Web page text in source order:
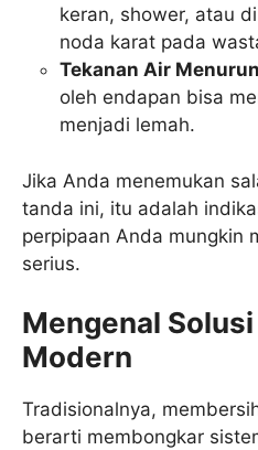
keran, shower, atau
noda karat pada
Tekanan Air
oleh endapan bisa
menjadi lemah.
Jika Anda menemukan
tanda ini, itu adalah
perpipaan Anda mungkin
serius.
Mengenal
Modern
Tradisionalnya,
berarti membongkar